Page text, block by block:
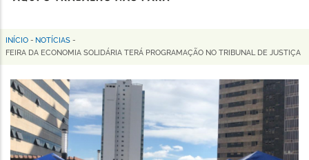
Horizonte
Trilha
navegação
INÍCIO - NOTÍCIAS -
FEIRA DA ECONOMIA SOLIDÁRIA TERÁ PROGRAMAÇÃO NO TRIBUNAL DE JUSTIÇA